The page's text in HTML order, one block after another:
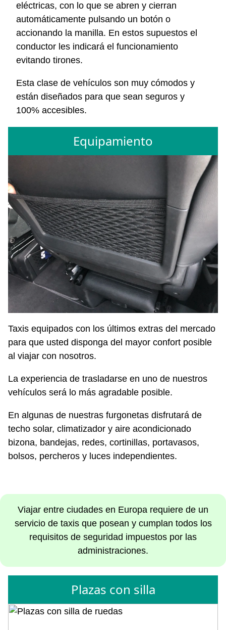
eléctricas, con lo que se abren y cierran
automáticamente pulsando un botón o
accionando la manilla. En estos supuestos el
conductor les indicará el funcionamiento
evitando tirones.
Esta clase de vehículos son muy cómodos y
están diseñados para que sean seguros y
100% accesibles.
Equipamiento
Taxis equipados con los últimos extras del mercado
para que usted disponga del mayor confort posible
al viajar con nosotros.
La experiencia de trasladarse en uno de nuestros
vehículos será lo más agradable posible.
En algunas de nuestras furgonetas disfrutará de
techo solar, climatizador y aire acondicionado
bizona, bandejas, redes, cortinillas, portavasos,
bolsos, percheros y luces independientes.
Viajar entre ciudades en Europa requiere de un
servicio de taxis que posean y cumplan todos los
requisitos de seguridad impuestos por las
administraciones.
Plazas con silla